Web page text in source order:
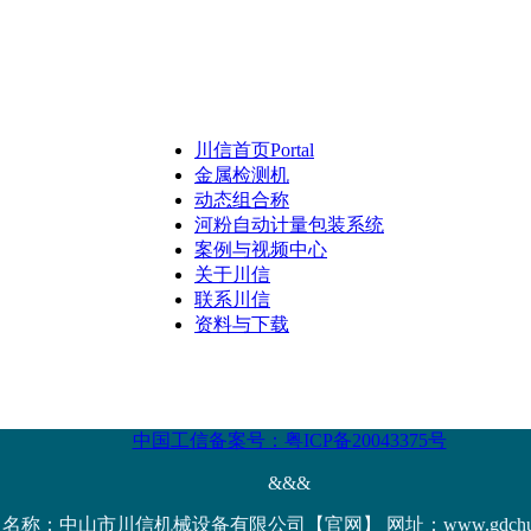
川信首页Portal
金属检测机
动态组合称
河粉自动计量包装系统
案例与视频中心
关于川信
联系川信
资料与下载
中国工信备案号：粤ICP备20043375号
&&&
称：中山市川信机械设备有限公司【官网】 网址：